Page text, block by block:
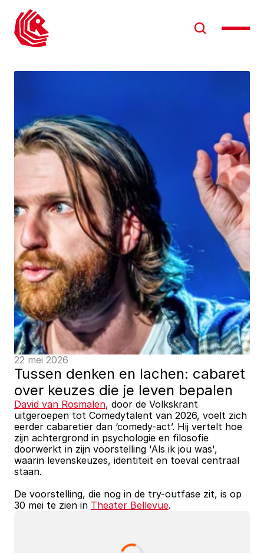
22 mei 2026
Tussen denken en lachen: cabaret
over keuzes die je leven bepalen
David van Rosmalen, door de Volkskrant
uitgeroepen tot Comedytalent van 2026, voelt zich
eerder cabaretier dan ‘comedy-act’. Hij vertelt hoe
zijn achtergrond in psychologie en filosofie
doorwerkt in zijn voorstelling 'Als ik jou was',
waarin levenskeuzes, identiteit en toeval centraal
staan.
De voorstelling, die nog in de try-outfase zit, is op
30 mei te zien in Theater Bellevue.